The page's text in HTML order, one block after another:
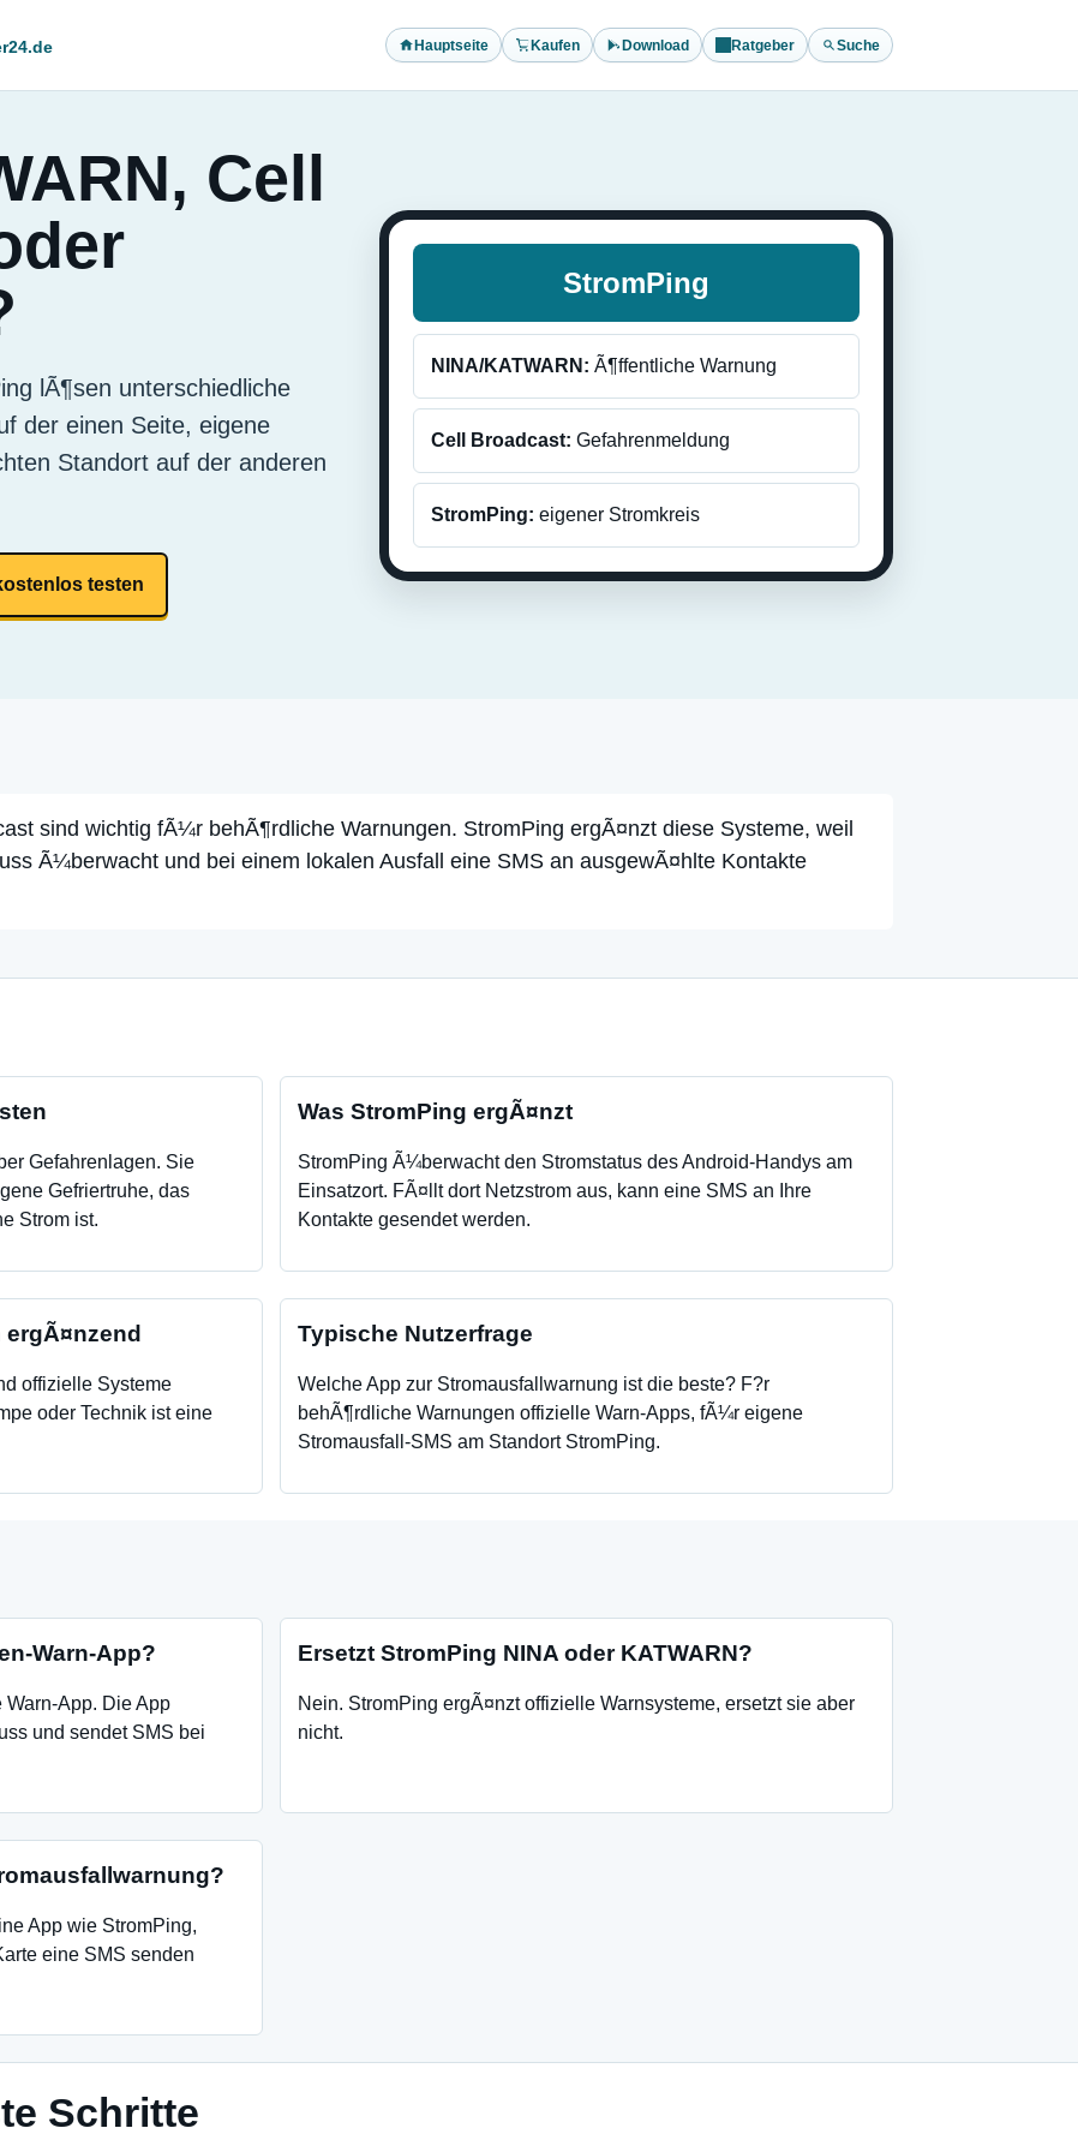
Hauptseite Kaufen Download Ratgeber Suche
Cell
lÃ¶sen unterschiedliche
der einen Seite, eigene
Standort auf der anderen
testen
StromPing
NINA/KATWARN: Ã¶ffentliche Warnung
Cell Broadcast: Gefahrenmeldung
StromPing: eigener Stromkreis
sind wichtig fÃ¼r behÃ¶rdliche Warnungen. StromPing ergÃ¤nzt diese Systeme, weil
Ã¼berwacht und bei einem lokalen Ausfall eine SMS an ausgewÃ¤hlte Kontakte
Gefahrenlagen. Sie
Gefriertruhe, das
Strom ist.
Was StromPing ergÃ¤nzt
StromPing Ã¼berwacht den Stromstatus des Android-Handys am
Einsatzort. FÃ¤llt dort Netzstrom aus, kann eine SMS an Ihre
Kontakte gesendet werden.
offizielle Systeme
oder Technik ist eine
Typische Nutzerfrage
Welche App zur Stromausfallwarnung ist die beste? F?r
behÃ¶rdliche Warnungen offizielle Warn-Apps, fÃ¼r eigene
Stromausfall-SMS am Standort StromPing.
Warn-App?
App. Die App
und sendet SMS bei
Ersetzt StromPing NINA oder KATWARN?
Nein. StromPing ergÃ¤nzt offizielle Warnsysteme, ersetzt sie aber
nicht.
App wie StromPing,
eine SMS senden
Schritte